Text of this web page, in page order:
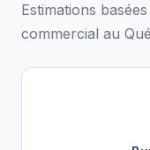
Estimations
commercial au